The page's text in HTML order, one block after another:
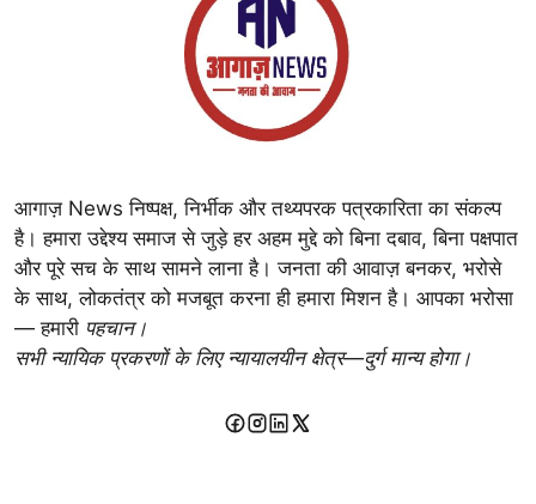
आगाज़ News निष्पक्ष, निर्भीक और तथ्यपरक पत्रकारिता का संकल्प
है। हमारा उद्देश्य समाज से जुड़े हर अहम मुद्दे को बिना दबाव, बिना पक्षपात
और पूरे सच के साथ सामने लाना है। जनता की आवाज़ बनकर, भरोसे
के साथ, लोकतंत्र को मजबूत करना ही हमारा मिशन है। आपका भरोसा
— हमारी पहचान।
सभी न्यायिक प्रकरणों के लिए न्यायालयीन क्षेत्र—दुर्ग मान्य होगा।